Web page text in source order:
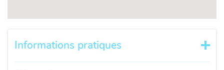
Informations pratiques